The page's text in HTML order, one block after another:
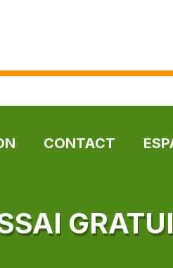
CONTACT